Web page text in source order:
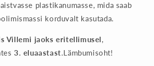
plastikanumasse, mida saab
korduvalt kasutada.
Villemi jaoks eritellimusel,
3. eluaastast.Lämbumisoht!